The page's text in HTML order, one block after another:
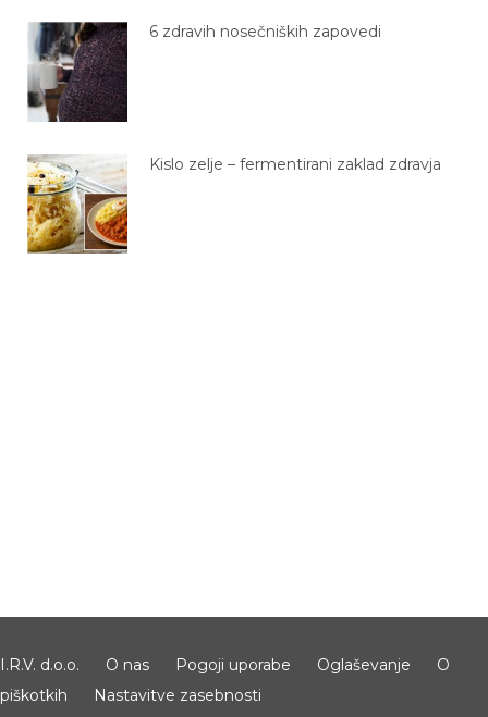
6 zdravih nosečniških zapovedi
Kislo zelje – fermentirani zaklad zdravja
I.R.V. d.o.o. O nas Pogoji uporabe Oglaševanje
O
piškotkih
Nastavitve zasebnosti